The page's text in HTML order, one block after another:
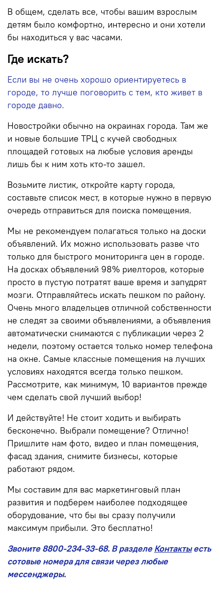
В общем, сделать все, чтобы вашим взрослым
детям было комфортно, интересно и они хотели
бы находиться у вас часами.
Где искать?
Если вы не очень хорошо ориентируетесь в
городе, то лучше поговорить с тем, кто живет в
городе давно.
Новостройки обычно на окраинах города. Там же
и новые большие ТРЦ с кучей свободных
площадей готовых на любые условия аренды
лишь бы к ним хоть кто-то зашел.
Возьмите листик, откройте карту города,
составьте список мест, в которые нужно в первую
очередь отправиться для поиска помещения.
Мы не рекомендуем полагаться только на доски
объявлений. Их можно использовать разве что
только для быстрого мониторинга цен в городе.
На досках объявлений 98% риелторов, которые
просто в пустую потратят ваше время и запудрят
мозги. Отправляйтесь искать пешком по району.
Очень много владельцев отличной собственности
не следят за своими объявлениями, а объявления
автоматически снимаются с публикации через 2
недели, поэтому остается только номер телефона
на окне. Самые классные помещения на лучших
условиях находятся всегда только пешком.
Рассмотрите, как минимум, 10 вариантов прежде
чем сделать свой лучший выбор!
И действуйте! Не стоит ходить и выбирать
бесконечно. Выбрали помещение? Отлично!
Пришлите нам фото, видео и план помещения,
фасад здания, снимите бизнесы, которые
работают рядом.
Мы составим для вас маркетинговый план
развития и подберем наиболее подходящее
оборудование, что бы вы сразу получили
максимум прибыли. Это бесплатно!
Звоните 8800-234-33-68. В разделеКонтактыесть
сотовые номера для связи через любые
мессенджеры.